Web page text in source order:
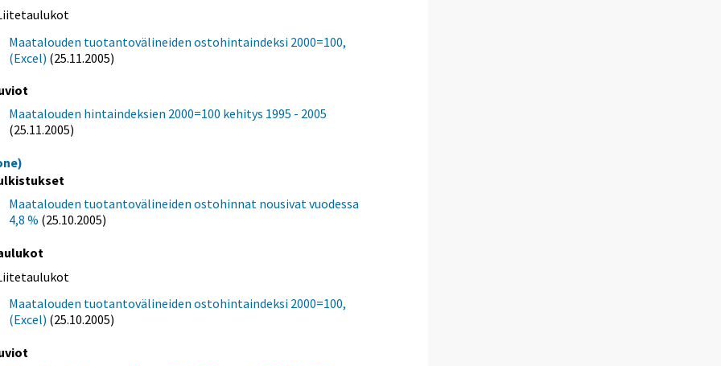
Maatalouden tuotantovälineiden ostohintaindeksi 2000=100,
(Excel) (25.11.2005)
Maatalouden hintaindeksien 2000=100 kehitys 1995 - 2005
(25.11.2005)
Maatalouden tuotantovälineiden ostohinnat nousivat vuodessa
4,8 % (25.10.2005)
Maatalouden tuotantovälineiden ostohintaindeksi 2000=100,
(Excel) (25.10.2005)